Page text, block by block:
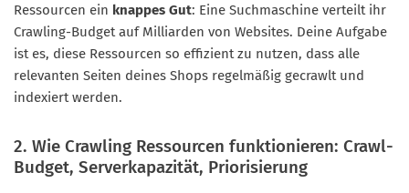
Ressourcen ein knappes Gut: Eine Suchmaschine verteilt ihr
Crawling-Budget auf Milliarden von Websites. Deine Aufgabe
ist es, diese Ressourcen so effizient zu nutzen, dass alle
relevanten Seiten deines Shops regelmäßig gecrawlt und
indexiert werden.
2. Wie Crawling Ressourcen funktionieren: Crawl-
Budget, Serverkapazität, Priorisierung